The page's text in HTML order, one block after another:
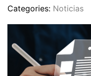
Categories: Noticias